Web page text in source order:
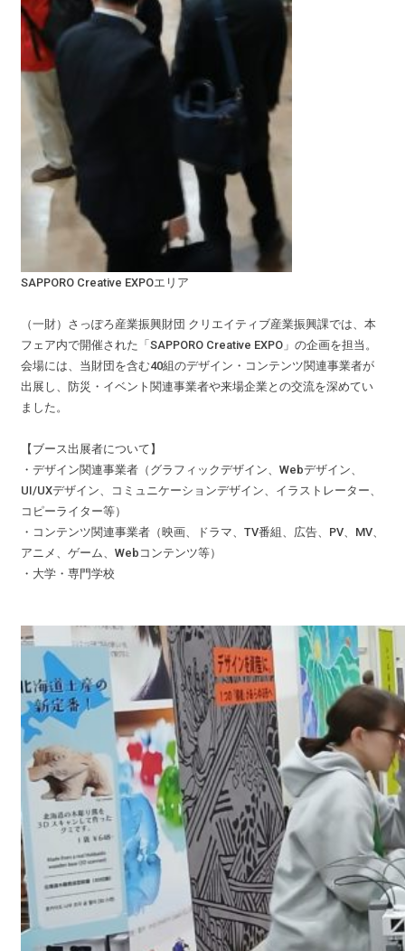
SAPPORO Creative EXPOエリア
（一財）さっぽろ産業振興財団 クリエイティブ産業振興課では、本
フェア内で開催された「SAPPORO Creative EXPO」の企画を担当。
会場には、当財団を含む40組のデザイン・コンテンツ関連事業者が
出展し、防災・イベント関連事業者や来場企業との交流を深めてい
ました。
【ブース出展者について】
・デザイン関連事業者（グラフィックデザイン、Webデザイン、
UI/UXデザイン、コミュニケーションデザイン、イラストレーター、
コピーライター等）
・コンテンツ関連事業者（映画、ドラマ、TV番組、広告、PV、MV、
アニメ、ゲーム、Webコンテンツ等）
・大学・専門学校